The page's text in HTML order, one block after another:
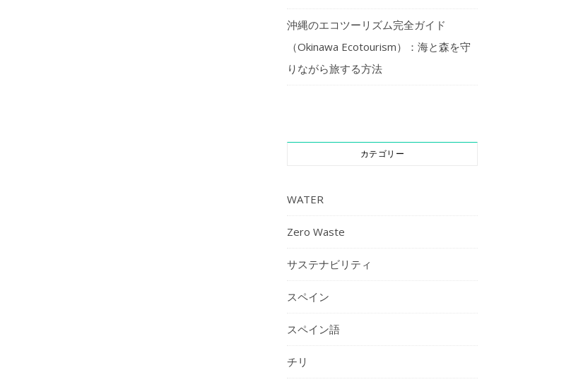
沖縄のエコツーリズム完全ガイド
（Okinawa Ecotourism）：海と森を守
りながら旅する方法
カテゴリー
WATER
Zero Waste
サステナビリティ
スペイン
スペイン語
チリ